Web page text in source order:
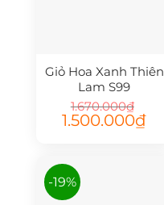
Giỏ Hoa Xanh Thiên
Lam S99
1.670.000₫
Giá
gốc
1.500.000₫Giá
-19%